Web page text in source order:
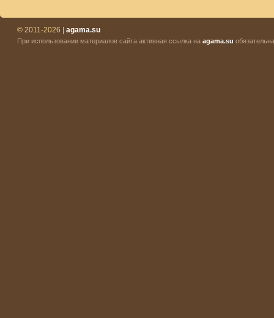
© 2011-2026 | agama.su
При использовании материалов сайта активная ссылка на agama.su